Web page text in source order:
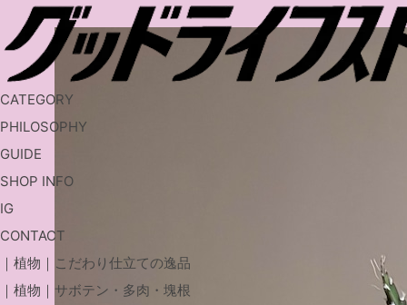
CATEGORY
PHILOSOPHY
GUIDE
SHOP INFO
IG
CONTACT
｜植物｜こだわり仕立ての逸品
｜植物｜サボテン・多肉・塊根